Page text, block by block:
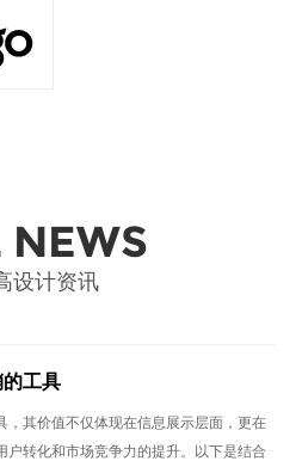
NEWS
设计资讯
工具
，其价值不仅体现在信息展示层面，更在
户转化和市场竞争力的提升。以下是结合